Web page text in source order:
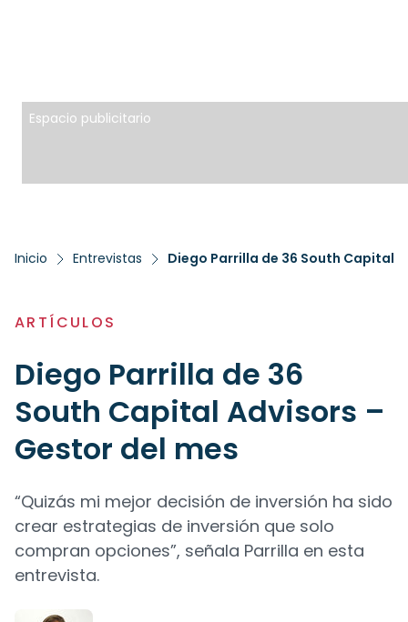
Espacio publicitario
Inicio Entrevistas Diego Parrilla de 36 South Capital
ARTÍCULOS
Diego Parrilla de 36
South Capital Advisors –
Gestor del mes
“Quizás mi mejor decisión de inversión ha sido
crear estrategias de inversión que solo
compran opciones”, señala Parrilla en esta
entrevista.